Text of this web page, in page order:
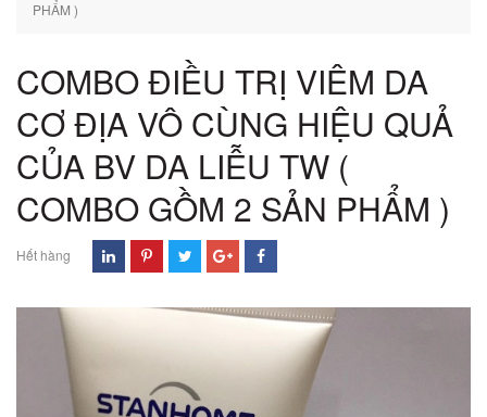
PHẨM )
COMBO ĐIỀU TRỊ VIÊM DA
CƠ ĐỊA VÔ CÙNG HIỆU QUẢ
CỦA BV DA LIỄU TW (
COMBO GỒM 2 SẢN PHẨM )
Hết hàng